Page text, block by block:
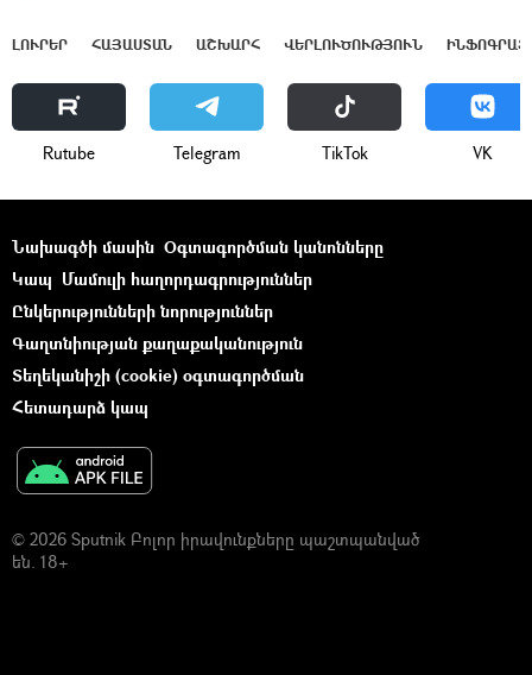
ԼՈՒՐԵՐ ՀԱՅԱՍՏԱՆ ԱՇԽԱՐՀ ՎԵՐԼՈՒԾՈՒԹՅՈՒՆ
Rutube Telegram ТikТоk VK
Նախագծի մասին Օգտագործման կանոնները
Կապ Մամուլի հաղորդագրություններ
Ընկերությունների նորություններ
Գաղտնիության քաղաքականություն
Տեղեկանիշի (cookie) օգտագործման
Հետադարձ կապ
© 2026 Sputnik Բոլոր իրավունքները պաշտպանված
են. 18+